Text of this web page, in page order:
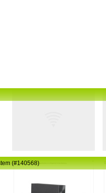
(#140568)